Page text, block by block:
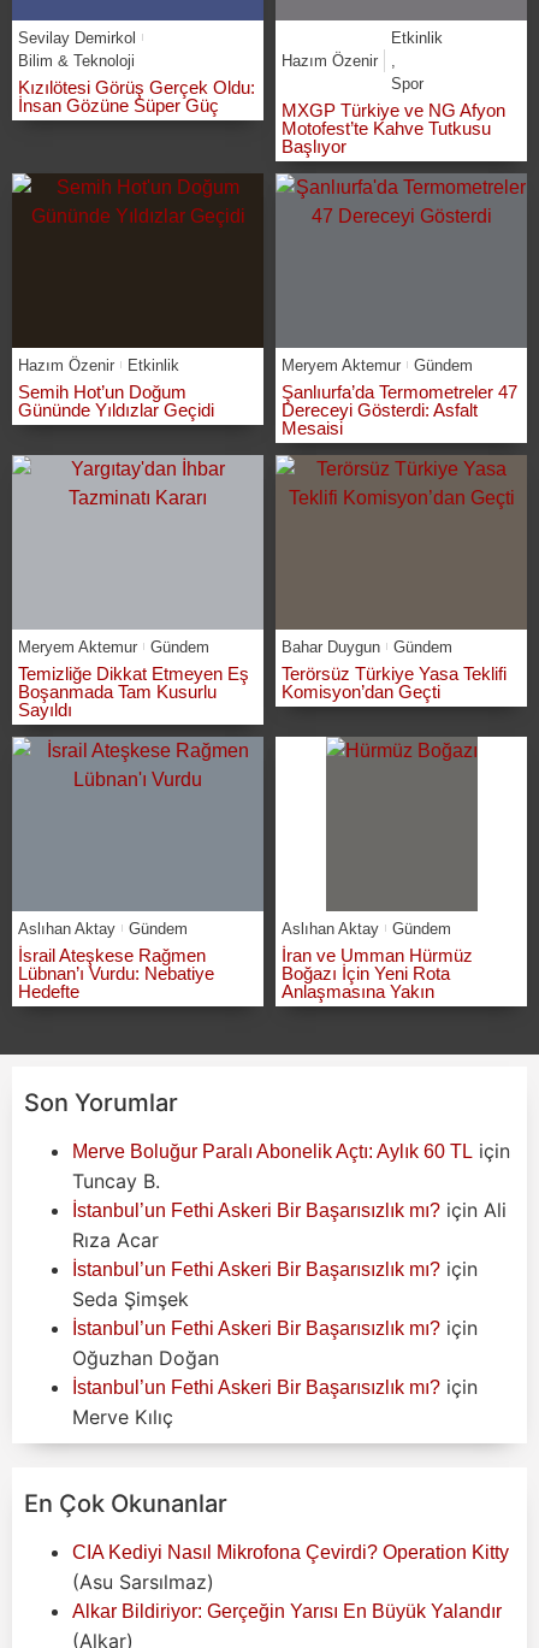
Sevilay Demirkol
Bilim & Teknoloji
Kızılötesi Görüş Gerçek Oldu:
İnsan Gözüne Süper Güç
Hazım Özenir
Etkinlik
Spor
MXGP Türkiye ve NG Afyon
Motofest’te Kahve Tutkusu
Başlıyor
Hazım Özenir Etkinlik
Semih Hot’un Doğum
Gününde Yıldızlar Geçidi
Meryem Aktemur Gündem
Şanlıurfa’da Termometreler 47
Dereceyi Gösterdi: Asfalt
Mesaisi
Meryem Aktemur Gündem
Temizliğe Dikkat Etmeyen Eş
Boşanmada Tam Kusurlu
Sayıldı
Bahar Duygun Gündem
Terörsüz Türkiye Yasa Teklifi
Komisyon’dan Geçti
Aslıhan Aktay Gündem
İsrail Ateşkese Rağmen
Lübnan’ı Vurdu: Nebatiye
Hedefte
Aslıhan Aktay Gündem
İran ve Umman Hürmüz
Boğazı İçin Yeni Rota
Anlaşmasına Yakın
Son Yorumlar
Merve Boluğur Paralı Abonelik Açtı: Aylık 60 TL için
Tuncay B.
İstanbul’un Fethi Askeri Bir Başarısızlık mı? için Ali
Rıza Acar
İstanbul’un Fethi Askeri Bir Başarısızlık mı? için
Seda Şimşek
İstanbul’un Fethi Askeri Bir Başarısızlık mı? için
Oğuzhan Doğan
İstanbul’un Fethi Askeri Bir Başarısızlık mı? için
Merve Kılıç
En Çok Okunanlar
CIA Kediyi Nasıl Mikrofona Çevirdi? Operation Kitty
(Asu Sarsılmaz)
Alkar Bildiriyor: Gerçeğin Yarısı En Büyük Yalandır
(Alkar)